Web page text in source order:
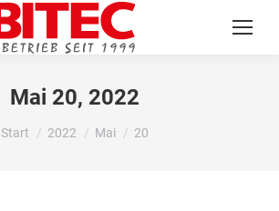
Mai 20, 2022
Sie befinden sich hier:
Start 2022 Mai 20